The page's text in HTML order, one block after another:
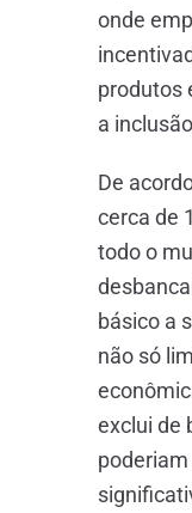
onde
produtos
a
De
cerca de
todo o
básico a
não só
exclui de